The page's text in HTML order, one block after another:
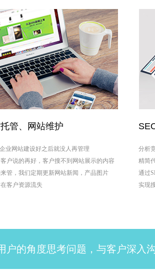
管、网站维护
业网站建设好之后就没人再管理
户说的再好，客户搜不到网站展示的内容
管，我们定期更新网站新闻，产品图片
客户资源流失
分析
精简
通过
实现
户的角度思考问题，与客户深入